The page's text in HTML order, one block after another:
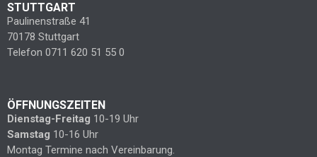
STUTTGART
Paulinenstraße 41
70178 Stuttgart
Telefon 0711 620 51 55 0
ÖFFNUNGSZEITEN
Dienstag-Freitag 10-19 Uhr
Samstag 10-16 Uhr
Montag Termine nach Vereinbarung.